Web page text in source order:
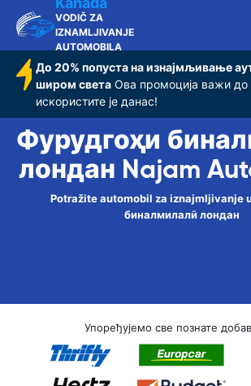
VODIČ ZA
IZNAMLJIVANJE
AUTOMOBILA
До 20% попуста на изнајмљивање
широм света Ова промоција важи до
искористите је данас!
Фурудгоҳи
лондан Najam
Potražite automobil za iznajmljivanje
бин‌алмилалӣ лондан
Упоређујемо све познате